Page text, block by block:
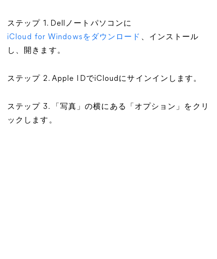
ステップ 1. Dellノートパソコンに
iCloud for Windowsをダウンロード 、インストール
し、開きます。
ステップ 2. Apple IDでiCloudにサインインします。
ステップ 3. 「写真」の横にある「オプション」をクリ
ックします。